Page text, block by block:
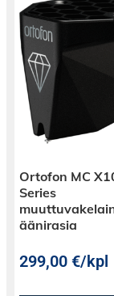
Ortofon MC
Series
äänirasia
299,00€/kpl